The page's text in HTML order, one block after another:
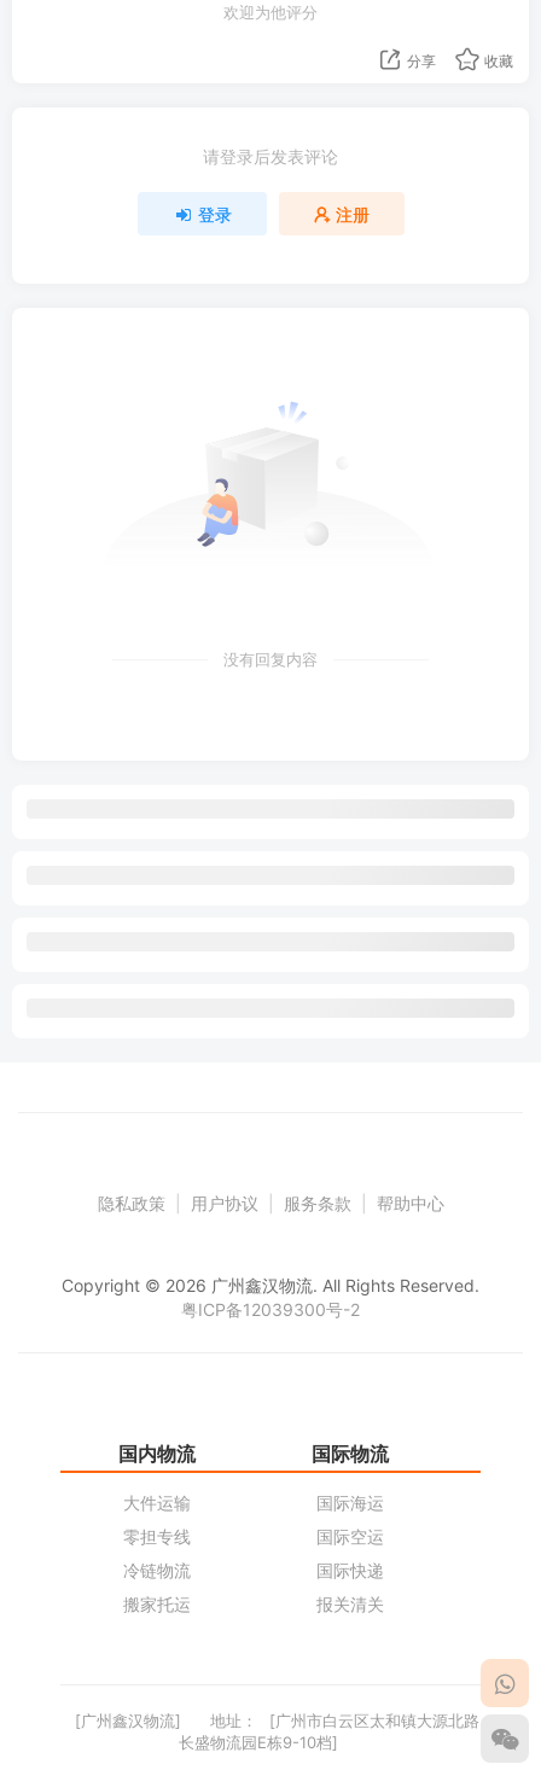
欢迎为他评分
分享 收藏
请登录后发表评论
登录 注册
没有回复内容
隐私政策 用户协议 服务条款 帮助中心
Copyright © 2026 广州鑫汉物流. All Rights Reserved.
粤ICP备12039300号-2
国内物流
大件运输
零担专线
冷链物流
搬家托运
国际物流
国际海运
国际空运
国际快递
报关清关
[广州鑫汉物流] 地址：
[广州市白云区太和镇大源北路
长盛物流园E栋9-10档]